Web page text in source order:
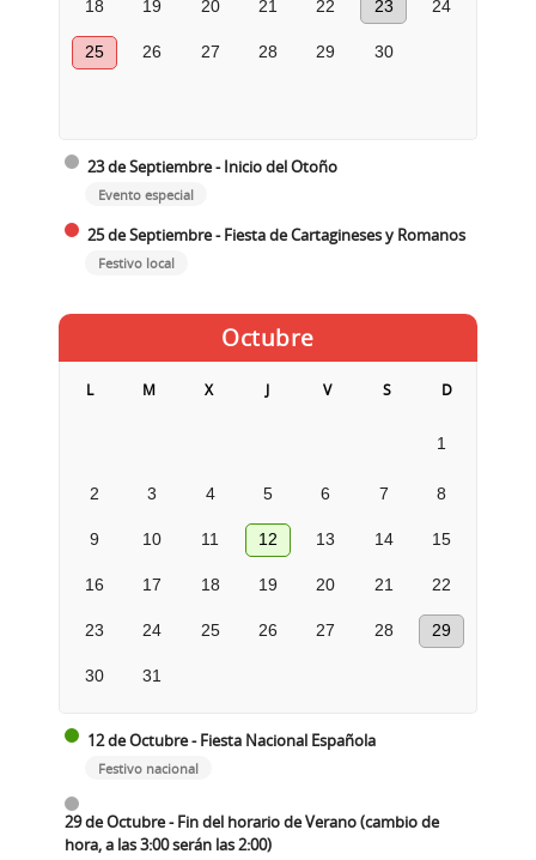
18 19 20 21 22 23 24
25 26 27 28 29 30
23 de Septiembre - Inicio del Otoño
Evento especial
25 de Septiembre - Fiesta de Cartagineses y Romanos
Festivo local
Octubre
L M X J V S D
1
2 3 4 5 6 7 8
9 10 11 12 13 14 15
16 17 18 19 20 21 22
23 24 25 26 27 28 29
30 31
12 de Octubre - Fiesta Nacional Española
Festivo nacional
29 de Octubre - Fin del horario de Verano (cambio de
hora, a las 3:00 serán las 2:00)